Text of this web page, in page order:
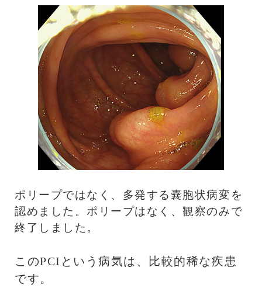
ポリープではなく、多発する嚢胞状病変を
認めました。ポリープはなく、観察のみで
終了しました。
このPCIという病気は、比較的稀な疾患
です。